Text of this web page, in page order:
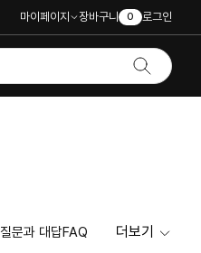
마이페이지 장바구니 0 로그인
질문과 대답FAQ 더보기